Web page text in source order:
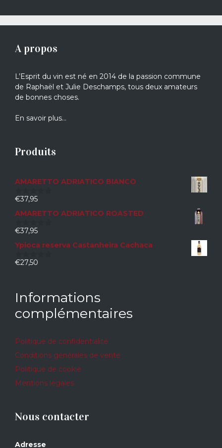
A propos
L’Esprit du vin est né en 2014 de la passion commune
de Raphaël et Julie Deschamps, tous deux amateurs
de bonnes choses.
En savoir plus…
Produits
AMARETTO ADRIATICO BIANCO
0
5
€37,95
AMARETTO ADRIATICO ROASTED
0
5
€37,95
Ypioca reserva Castanheira Cachaca
0
€27,50
Informations
complémentaires
Politique de confidentialité
Conditions générales de vente
Politique de cookie
Mentions légales
Nous contacter
Adresse